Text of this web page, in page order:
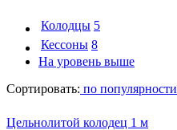
Колодцы 5
Кессоны 8
На уровень выше
Сортировать: по популярности
Цельнолитой колодец 1 м